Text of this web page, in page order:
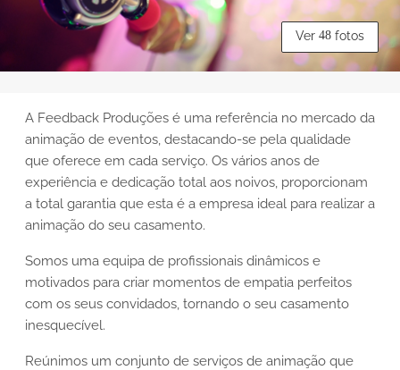
Ver 48 fotos
A Feedback Produções é uma referência no mercado da
animação de eventos, destacando-se pela qualidade
que oferece em cada serviço. Os vários anos de
experiência e dedicação total aos noivos, proporcionam
a total garantia que esta é a empresa ideal para realizar a
animação do seu casamento.
Somos uma equipa de profissionais dinâmicos e
motivados para criar momentos de empatia perfeitos
com os seus convidados, tornando o seu casamento
inesquecível.
Reúnimos um conjunto de serviços de animação que